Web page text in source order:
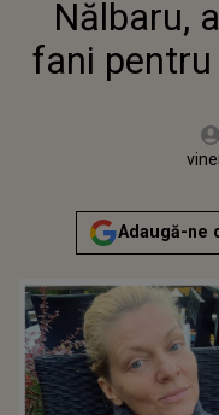
Nălbaru,
fani
Adaugă-ne